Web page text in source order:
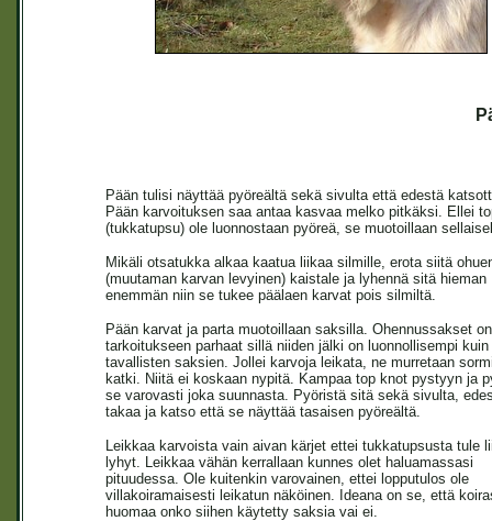
Pään tulisi näyttää pyöreältä sekä sivulta että edestä
Pään karvoituksen saa antaa kasvaa melko pitkäksi. Ellei
(tukkatupsu) ole luonnostaan pyöreä, se muotoillaan
Mikäli otsatukka alkaa kaatua liikaa silmille, erota siitä
(muutaman karvan levyinen) kaistale ja lyhennä sitä hieman
enemmän niin se tukee päälaen karvat pois silmiltä.
Pään karvat ja parta muotoillaan saksilla. Ohennussakset
tarkoitukseen parhaat sillä niiden jälki on luonnollisempi kuin
tavallisten saksien. Jollei karvoja leikata, ne murretaan
katki. Niitä ei koskaan nypitä. Kampaa top knot pystyyn ja
se varovasti joka suunnasta. Pyöristä sitä sekä sivulta,
takaa ja katso että se näyttää tasaisen pyöreältä.
Leikkaa karvoista vain aivan kärjet ettei tukkatupsusta tule
lyhyt. Leikkaa vähän kerrallaan kunnes olet haluamassasi
pituudessa. Ole kuitenkin varovainen, ettei lopputulos ole
villakoiramaisesti leikatun näköinen. Ideana on se, että
huomaa onko siihen käytetty saksia vai ei.